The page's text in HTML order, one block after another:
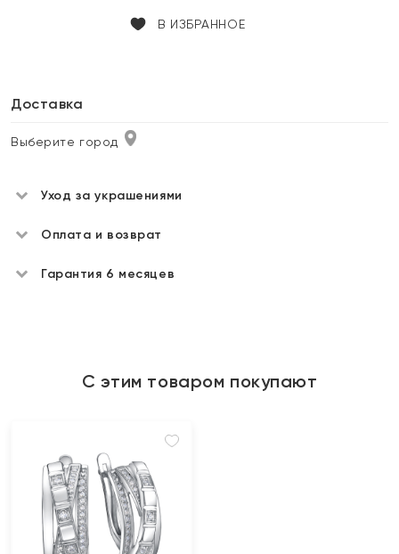
В ИЗБРАННОЕ
Доставка
Выберите город
Уход за украшениями
Оплата и возврат
Гарантия 6 месяцев
С этим товаром покупают